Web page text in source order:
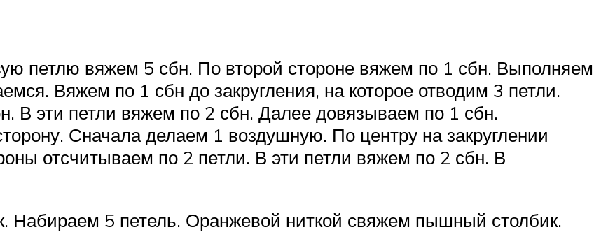
петлю вяжем 5 сбн. По второй стороне вяжем по 1 сбн. Выполняем
Вяжем по 1 сбн до закругления, на которое отводим 3 петли.
В эти петли вяжем по 2 сбн. Далее довязываем по 1 сбн.
Сначала делаем 1 воздушную. По центру на закруглении
отсчитываем по 2 петли. В эти петли вяжем по 2 сбн. В
Набираем 5 петель. Оранжевой ниткой свяжем пышный столбик.